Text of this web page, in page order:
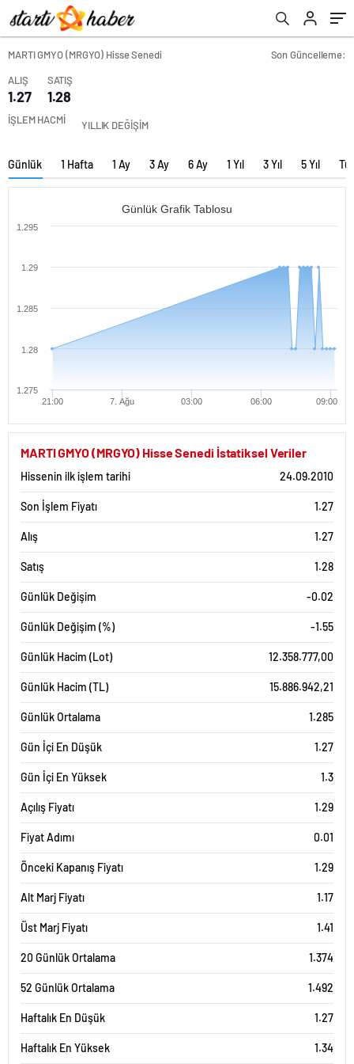
MARTI GMYO (MRGYO) Hisse Senedi
Son Güncelleme:
ALIŞ
1.27
SATIŞ
1.28
İŞLEM HACMİ YILLIK DEĞİŞİM
Günlük 1 Hafta 1 Ay 3 Ay 6 Ay 1 Yıl 3 Yıl 5 Yıl
Günlük Grafik Tablosu
21:00 7. Ağu 03:00 06:00 09:00
1.275
1.28
1.285
1.29
1.295
Haftalık Grafik Tablosu
3. Ağu 4. Ağu 7. Ağu
1.27
1.28
1.31
1.32
1.2
1.3
1.5
1.6
1.5
1.75
2
2.25
MARTI GMYO (MRGYO) Hisse Senedi İstatiksel Veriler
Hissenin ilk işlem tarihi 24.09.2010
Son İşlem Fiyatı 1.27
Alış 1.27
Satış 1.28
Günlük Değişim -0.02
Günlük Değişim (%) -1.55
Günlük Hacim (Lot) 12.358.777,00
Günlük Hacim (TL) 15.886.942,21
Günlük Ortalama 1.285
Gün İçi En Düşük 1.27
Gün İçi En Yüksek 1.3
Açılış Fiyatı 1.29
Fiyat Adımı 0.01
Önceki Kapanış Fiyatı 1.29
Alt Marj Fiyatı 1.17
Üst Marj Fiyatı 1.41
20 Günlük Ortalama 1.374
52 Günlük Ortalama 1.492
Haftalık En Düşük 1.27
Haftalık En Yüksek 1.34